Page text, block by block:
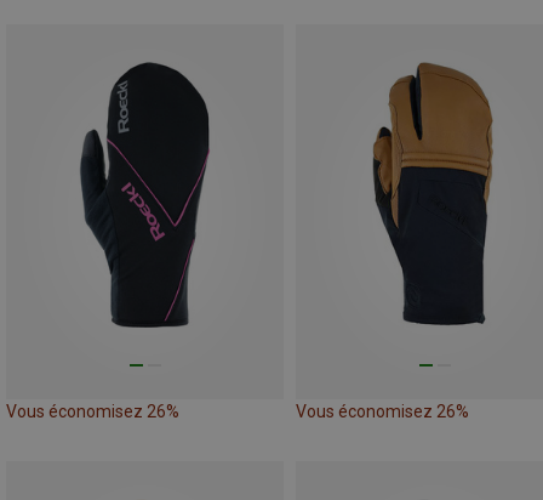
Vous économisez 26% Vous économisez 26%